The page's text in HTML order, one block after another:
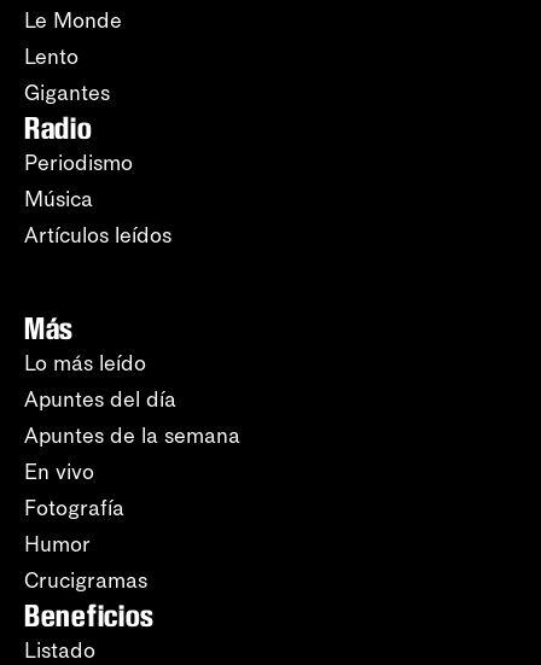
Le Monde
Lento
Gigantes
Radio
Periodismo
Música
Artículos leídos
Más
Lo más leído
Apuntes del día
Apuntes de la semana
En vivo
Fotografía
Humor
Crucigramas
Beneficios
Listado